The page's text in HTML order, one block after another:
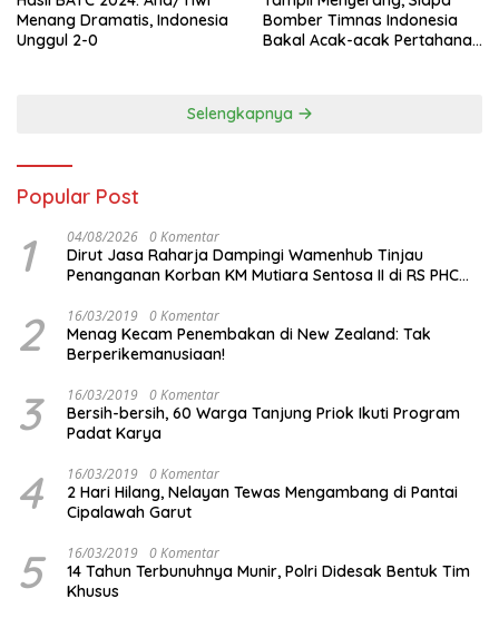
Menang Dramatis, Indonesia
Unggul 2-0
Bomber Timnas Indonesia
Bakal Acak-acak Pertahanan
Selengkapnya
Popular Post
1 04/08/2026 0 Komentar
Dirut Jasa Raharja Dampingi Wamenhub Tinjau
Penanganan Korban KM Mutiara Sentosa II di RS PHC
2 16/03/2019 0 Komentar
Menag Kecam Penembakan di New Zealand: Tak
Berperikemanusiaan!
3 16/03/2019 0 Komentar
Bersih-bersih, 60 Warga Tanjung Priok Ikuti Program
Padat Karya
4 16/03/2019 0 Komentar
2 Hari Hilang, Nelayan Tewas Mengambang di Pantai
Cipalawah Garut
5 16/03/2019 0 Komentar
14 Tahun Terbunuhnya Munir, Polri Didesak Bentuk Tim
Khusus